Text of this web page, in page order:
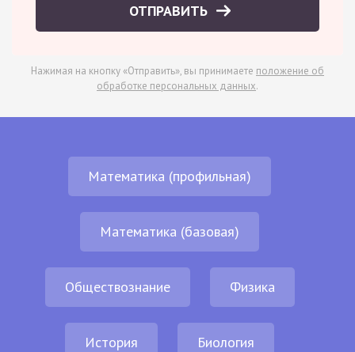
ОТПРАВИТЬ
Нажимая на кнопку «Отправить», вы принимаете положение об
обработке персональных данных.
Математика (профильная)
Математика (базовая)
Обществознание Физика
История Биология